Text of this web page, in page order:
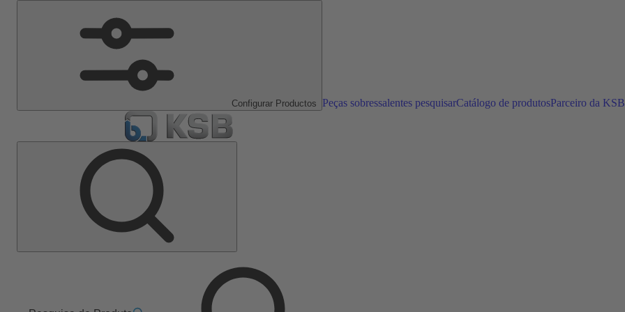
Configurar Productos Peças sobressalentes pesquisarCatálogo de produtosParceiro da KSB